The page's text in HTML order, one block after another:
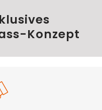
Konzept